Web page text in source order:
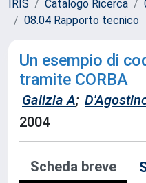
IRIS Catalogo Ricerca
08.04 Rapporto tecnico
Un esempio di
tramite CORBA
Galizia A;
2004
Scheda breve